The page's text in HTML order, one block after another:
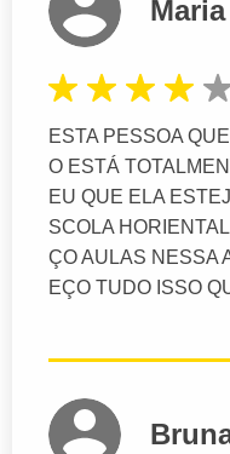
ESTA PESSOA
O ESTÁ
EU QUE ELA
SCOLA
ÇO AULAS NESSA
EÇO TUDO ISSO